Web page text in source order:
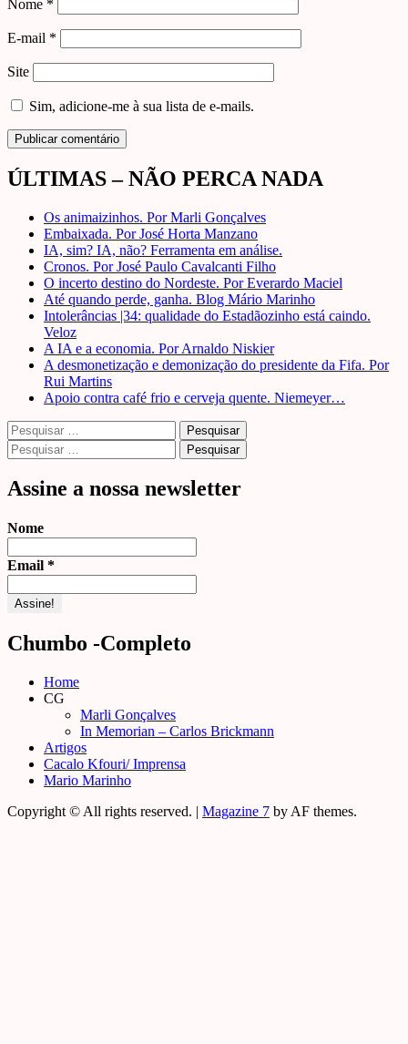
Nome *
E-mail *
Site
Sim, adicione-me à sua lista de e-mails.
ÚLTIMAS – NÃO PERCA NADA
Os animaizinhos. Por Marli Gonçalves
Embaixada. Por José Horta Manzano
IA, sim? IA, não? Ferramenta em análise.
Cronos. Por José Paulo Cavalcanti Filho
O incerto destino do Nordeste. Por Everardo Maciel
Até quando perde, ganha. Blog Mário Marinho
Intolerâncias |34: qualidade do Estadãozinho está caindo.
Veloz
A IA e a economia. Por Arnaldo Niskier
A desmonetização e demonização do presidente da Fifa. Por
Rui Martins
Apoio contra café frio e cerveja quente. Niemeyer…
Pesquisar
por:
Pesquisar
por:
Assine a nossa newsletter
Nome
Email *
Chumbo -Completo
Home
CG
Marli Gonçalves
In Memorian – Carlos Brickmann
Artigos
Cacalo Kfouri/ Imprensa
Mario Marinho
Copyright © All rights reserved. | Magazine 7 by AF themes.